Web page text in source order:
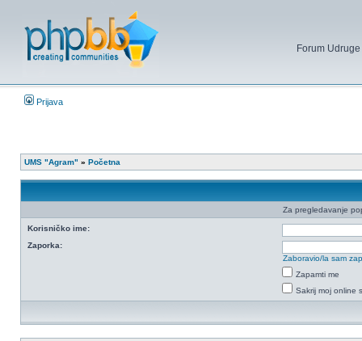
Forum
Prijava
UMS "Agram" » Početna
Za pregledavanje
Korisničko ime:
Zaporka:
Zaboravio/la sam
Zapamti me
Sakrij moj online